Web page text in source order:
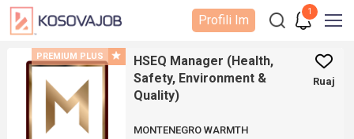
1
Profili Im
PREMIUM PLUS
HSEQ Manager (Health,
Safety, Environment &
Quality)
Ruaj
MONTENEGRO WARMTH